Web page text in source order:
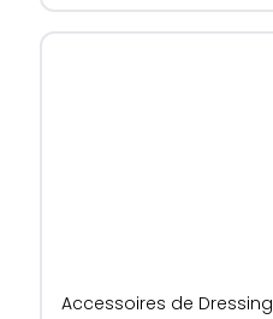
Accessoires de Dressing